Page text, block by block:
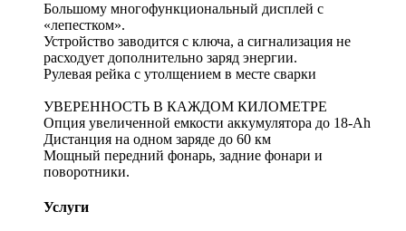
Большому многофункциональный дисплей с
«лепестком».
Устройство заводится с ключа, а сигнализация не
расходует дополнительно заряд энергии.
Рулевая рейка с утолщением в месте сварки
УВЕРЕННОСТЬ В КАЖДОМ КИЛОМЕТРЕ
Опция увеличенной емкости аккумулятора до 18-Ah
Дистанция на одном заряде до 60 км
Мощный передний фонарь, задние фонари и
поворотники.
Услуги